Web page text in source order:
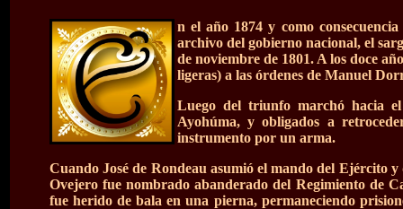
n el año 1874 y como
archivo del gobierno nacional, el
de noviembre de 1801. A los doce
ligeras) a las órdenes de Manuel
Luego del triunfo marchó hacia
Ayohúma, y obligados a
instrumento por un arma.
Cuando José de Rondeau asumió el mando del Ejército
Ovejero fue nombrado abanderado del Regimiento de
fue herido de bala en una pierna, permaneciendo